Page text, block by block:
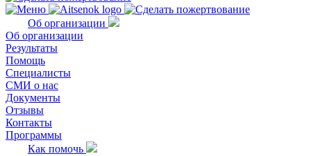
Об организации
Об организации
Результаты
Помощь
Специалисты
СМИ о нас
Документы
Отзывы
Контакты
Программы
Как помочь